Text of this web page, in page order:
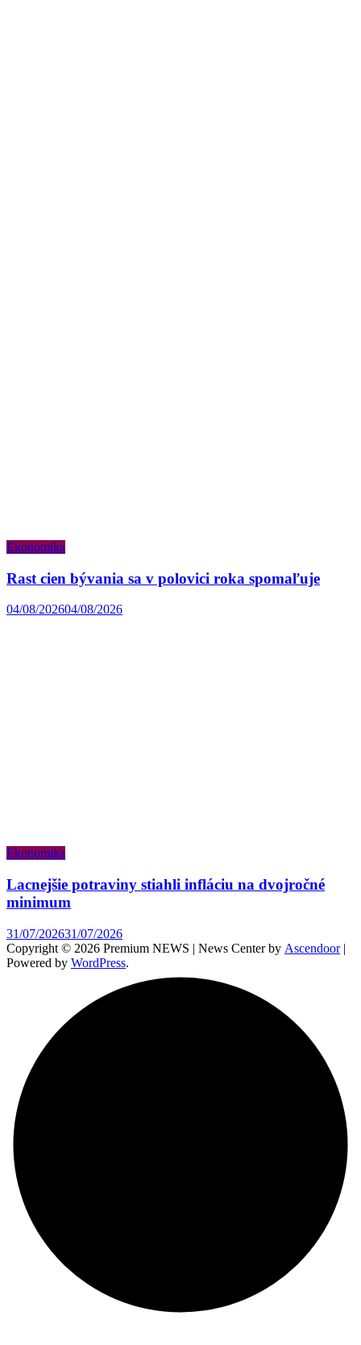
Ekonomika
Rast cien bývania sa v polovici roka spomaľuje
04/08/202604/08/2026
Ekonomika
Lacnejšie potraviny stiahli infláciu na dvojročné
minimum
31/07/202631/07/2026
Copyright © 2026 Premium NEWS | News Center by Ascendoor|
Powered by WordPress.